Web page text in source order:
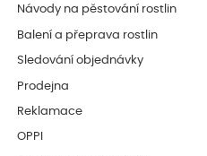
Návody na pěstování rostlin
Balení a přeprava rostlin
Sledování objednávky
Prodejna
Reklamace
OPPI